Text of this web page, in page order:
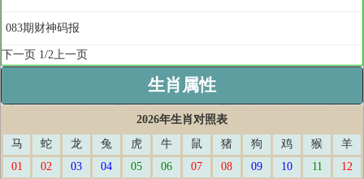
083期财神码报
下一页 1/2上一页
生肖属性
2026年生肖对照表
马
蛇 龙 兔 虎 牛 鼠 猪 狗 鸡 猴
羊
01
02 03 04 05 06 07 08 09 10 11
12